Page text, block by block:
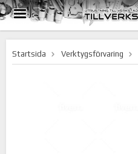
Startsida Verktygsförvaring